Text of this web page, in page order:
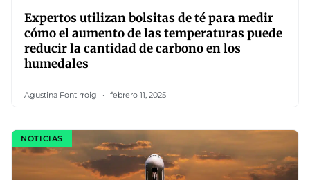
Expertos utilizan bolsitas de té para medir
cómo el aumento de las temperaturas puede
reducir la cantidad de carbono en los
humedales
Agustina Fontirroig febrero 11, 2025
NOTICIAS